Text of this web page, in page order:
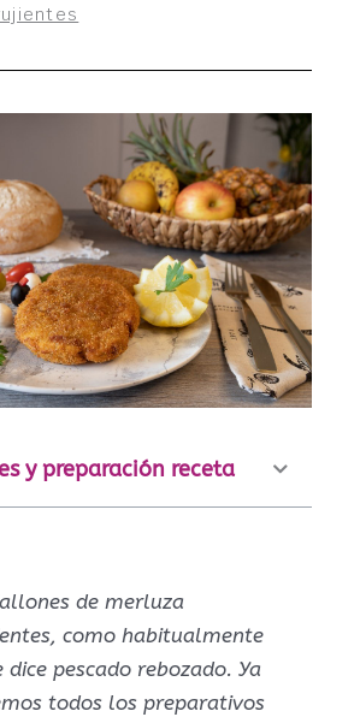
y preparación receta
de merluza
como habitualmente
dice pescado rebozado. Ya
todos los preparativos